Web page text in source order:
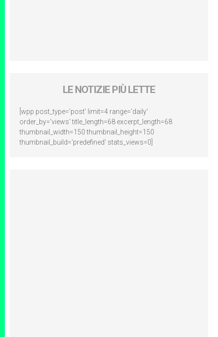
LE NOTIZIE PIÙ LETTE
[wpp post_type='post' limit=4 range='daily'
order_by='views' title_length=68 excerpt_length=68
thumbnail_width=150 thumbnail_height=150
thumbnail_build='predefined' stats_views=0]